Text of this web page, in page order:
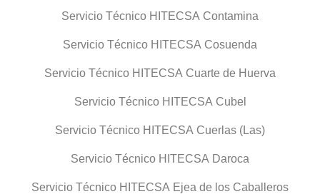
Servicio Técnico HITECSA Contamina
Servicio Técnico HITECSA Cosuenda
Servicio Técnico HITECSA Cuarte de Huerva
Servicio Técnico HITECSA Cubel
Servicio Técnico HITECSA Cuerlas (Las)
Servicio Técnico HITECSA Daroca
Servicio Técnico HITECSA Ejea de los Caballeros